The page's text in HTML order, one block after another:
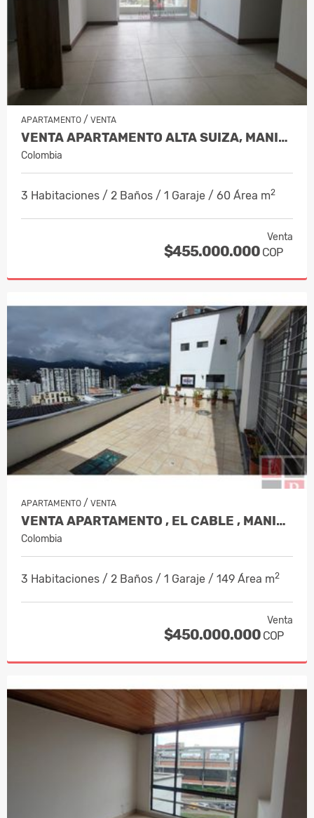
APARTAMENTO / VENTA
VENTA APARTAMENTO ALTA SUIZA, MANIZA…
Colombia
3 Habitaciones / 2 Baños / 1 Garaje / 60 Área m2
Venta
$455.000.000 COP
APARTAMENTO / VENTA
VENTA APARTAMENTO , EL CABLE , MANIZA…
Colombia
3 Habitaciones / 2 Baños / 1 Garaje / 149 Área m2
Venta
$450.000.000 COP